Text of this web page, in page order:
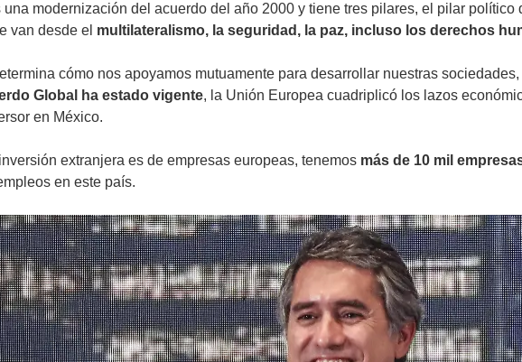
modernización del acuerdo del año 2000 y tiene tres pilares, el pilar
van desde el multilateralismo, la seguridad, la paz, incluso los derechos
cómo nos apoyamos mutuamente para desarrollar nuestras
Global ha estado vigente, la Unión Europea cuadriplicó los lazos
en México.
extranjera es de empresas europeas, tenemos más de 10 mil
en este país.